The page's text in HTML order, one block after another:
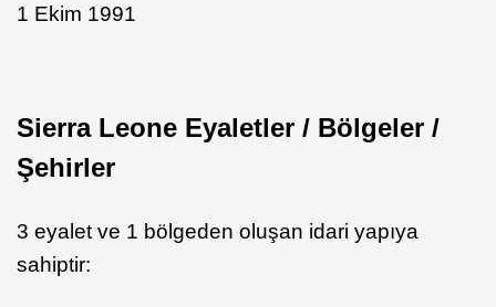
1 Ekim 1991
Sierra Leone Eyaletler / Bölgeler /
Şehirler
3 eyalet ve 1 bölgeden oluşan idari yapıya
sahiptir: